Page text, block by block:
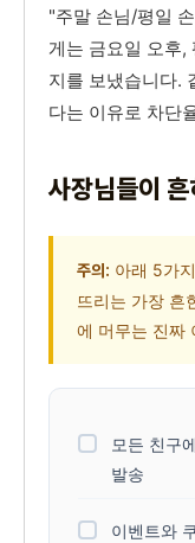
"주말 손님/평일
게는 금요일 오후,
지를 보냈습니다.
다는 이유로 차단
사장님들이
주의: 아래 5가
뜨리는 가장 흔
에 머무는 진짜
모든 친구
발송
이벤트와